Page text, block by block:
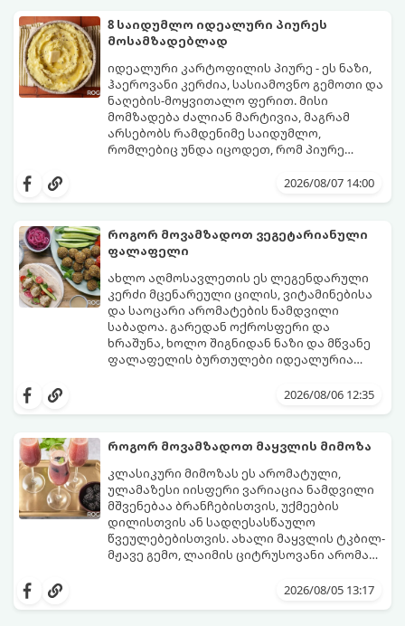
8 საიდუმლო იდეალური პიურეს
მოსამზადებლად
იდეალური კარტოფილის პიურე - ეს ნაზი,
ჰაეროვანი კერძია, სასიამოვნო გემოთი და
ნაღების-მოყვითალო ფერით. მისი
მომზადება ძალიან მარტივია, მაგრამ
არსებობს რამდენიმე საიდუმლო,
რომლებიც უნდა იცოდეთ, რომ პიურე
2026/08/07 14:00
როგორ მოვამზადოთ ვეგეტარიანული
ფალაფელი
ახლო აღმოსავლეთის ეს ლეგენდარული
კერძი მცენარეული ცილის, ვიტამინებისა
და საოცარი არომატების ნამდვილი
საბადოა. გარედან ოქროსფერი და
ხრაშუნა, ხოლო შიგნიდან ნაზი და მწვანე
ფალაფელის ბურთულები იდეალურია
სალათებთან ერთად ან ტახინის (სესამის)
მდგომარეობს, რომ გამოიყენება
შეწვისას ფორმა იდეალურად შეინარჩუნოს
და არ დაიშალოს.
მომზადების დრო: 20 წუთი (დამატებით
მუხუდოს ჩალბობის დრო: 12-24 საათი)
შეწვის დრო: 10–15 წუთი ულუფა: 20–24 ცალი
ბურთულა (4–6 პორცია)
2026/08/06 12:35
როგორ მოვამზადოთ მაყვლის მიმოზა
კლასიკური მიმოზას ეს არომატული,
ულამაზესი იისფერი ვარიაცია ნამდვილი
მშვენებაა ბრანჩებისთვის, უქმეების
დილისთვის ან სადღესასწაულო
წვეულებებისთვის. ახალი მაყვლის ტკბილ-
მჟავე გემო, ლაიმის ციტრუსოვანი არომატი
საოცრად დახვეწილ და მაგრილებელ
და მის მომზადებას მინიმალური2026/08/05 13:17